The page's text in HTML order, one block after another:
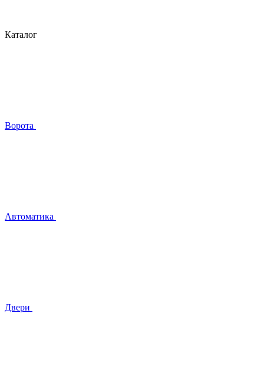
Каталог
Ворота
Автоматика
Двери